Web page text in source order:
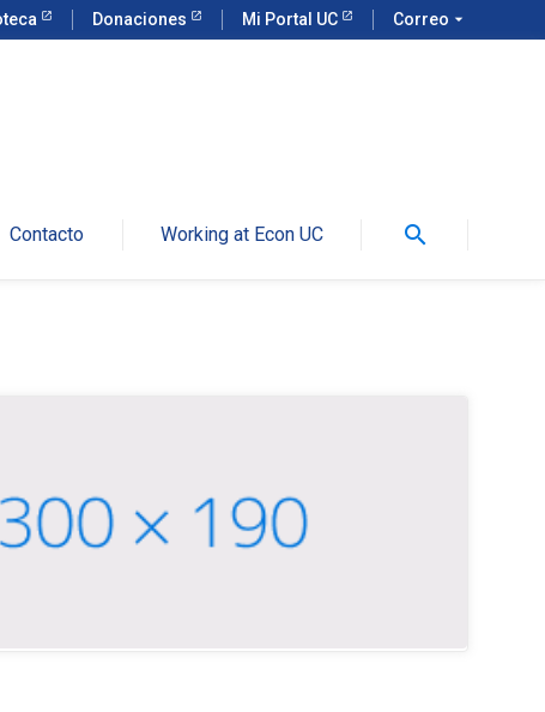
Donaciones Mi Portal UC Correo arrow_drop_down
Contacto Working at Econ UC search